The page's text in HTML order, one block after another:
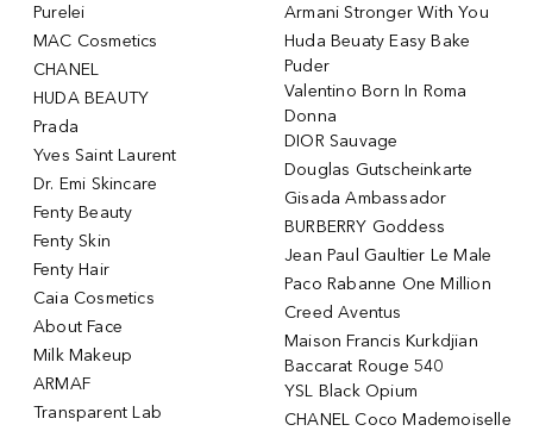
Purelei
MAC Cosmetics
CHANEL
HUDA BEAUTY
Prada
Yves Saint Laurent
Dr. Emi Skincare
Fenty Beauty
Fenty Skin
Fenty Hair
Caia Cosmetics
About Face
Milk Makeup
ARMAF
Transparent Lab
Armani Stronger With You
Huda Beuaty Easy Bake
Puder
Valentino Born In Roma
Donna
DIOR Sauvage
Douglas Gutscheinkarte
Gisada Ambassador
BURBERRY Goddess
Jean Paul Gaultier Le Male
Paco Rabanne One Million
Creed Aventus
Maison Francis Kurkdjian
Baccarat Rouge 540
YSL Black Opium
CHANEL Coco Mademoiselle